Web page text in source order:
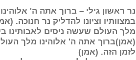
נר ראשון גילי – ברוך אתה ה'
במצוותיו וציונו להדליק נר חנוכה.
מלך העולם שעשה ניסים לאבותינו
(אמן)ברוך אתה ה' אלוהינו מלך העולם
לזמן הזה. (אמן)